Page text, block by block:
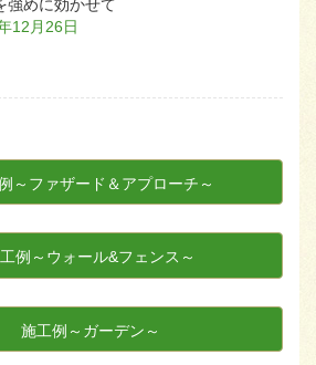
強めに効かせて
12月26日
～ファザード＆アプローチ～
例～ウォール&フェンス～
施工例～ガーデン～